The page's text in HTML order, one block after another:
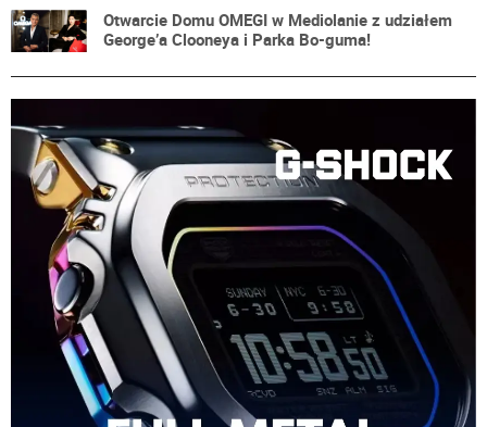
Otwarcie Domu OMEGI w Mediolanie z udziałem
George’a Clooneya i Parka Bo-guma!